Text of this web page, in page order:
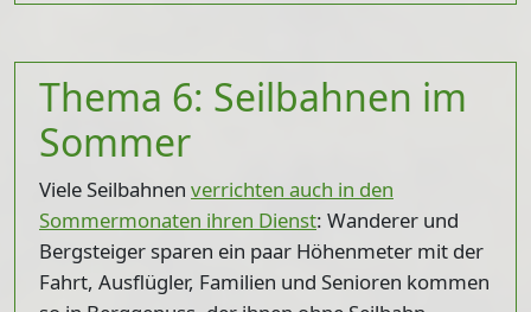
Thema 6: Seilbahnen im
Sommer
Viele Seilbahnen verrichten auch in den
Sommermonaten ihren Dienst: Wanderer und
Bergsteiger sparen ein paar Höhenmeter mit der
Fahrt, Ausflügler, Familien und Senioren kommen